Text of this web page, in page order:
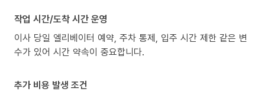
작업 시간/도착 시간 운영
이사 당일 엘리베이터 예약, 주차 통제, 입주 시간 제한 같은 변
수가 있어 시간 약속이 중요합니다.
추가 비용 발생 조건